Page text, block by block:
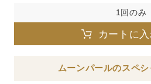
1回のみ
カートに
ムーンパールのスペ